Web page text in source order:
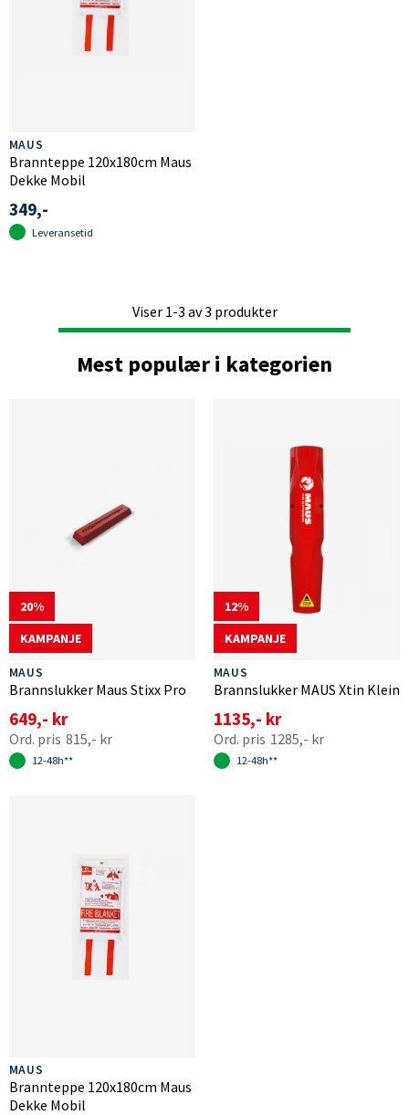
MAUS
Brannteppe 120x180cm Maus
Dekke Mobil
349,-
Leveransetid
Viser 1-3 av3 produkter
Mest populær i kategorien
20
KAMPANJE
MAUS
Brannslukker Maus Stixx Pro
649,- kr
815,- kr
12-48h**
12
KAMPANJE
MAUS
Brannslukker MAUS Xtin Klein
1135,- kr
1285,- kr
12-48h**
MAUS
Brannteppe 120x180cm Maus
Dekke Mobil